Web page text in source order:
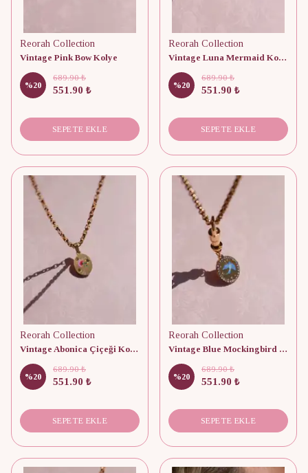
Reorah Collection
Vintage Pink Bow Kolye
%20
689.90 ₺
551.90 ₺
SEPETE EKLE
Reorah Collection
Vintage Luna Mermaid Kolye
%20
689.90 ₺
551.90 ₺
SEPETE EKLE
Reorah Collection
Vintage Abonica Çiçeği Kolye
%20
689.90 ₺
551.90 ₺
SEPETE EKLE
Reorah Collection
Vintage Blue Mockingbird Kolye
%20
689.90 ₺
551.90 ₺
SEPETE EKLE